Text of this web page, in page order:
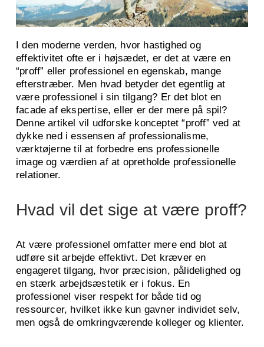
I den moderne verden, hvor hastighed og
effektivitet ofte er i højsædet, er det at være en
“proff” eller professionel en egenskab, mange
efterstræber. Men hvad betyder det egentlig at
være professionel i sin tilgang? Er det blot en
facade af ekspertise, eller er der mere på spil?
Denne artikel vil udforske konceptet “proff” ved at
dykke ned i essensen af professionalisme,
værktøjerne til at forbedre ens professionelle
image og værdien af at opretholde professionelle
relationer.
Hvad vil det sige at være proff?
At være professionel omfatter mere end blot at
udføre sit arbejde effektivt. Det kræver en
engageret tilgang, hvor præcision, pålidelighed og
en stærk arbejdsæstetik er i fokus. En
professionel viser respekt for både tid og
ressourcer, hvilket ikke kun gavner individet selv,
men også de omkringværende kolleger og klienter.